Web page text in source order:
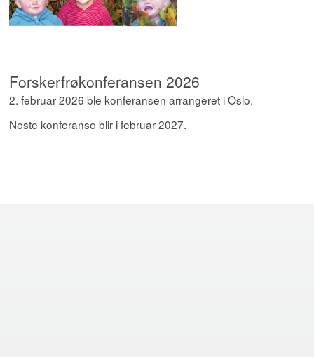
Forskerfrøkonferansen 2026
2. februar 2026 ble konferansen arrangeret i Oslo.
Neste konferanse blir i februar 2027.